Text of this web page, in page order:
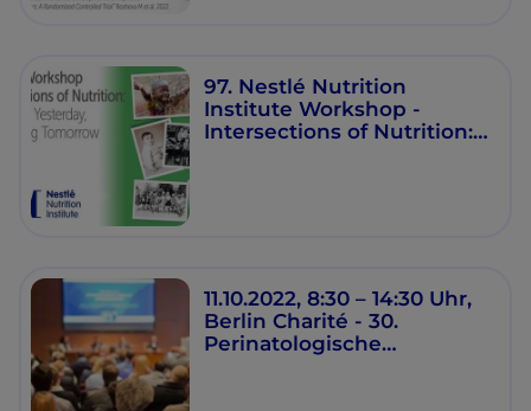
97. Nestlé Nutrition
Institute Workshop -
Intersections of Nutrition:
11.10.2022, 8:30 – 14:30 Uhr,
Berlin Charité - 30.
Perinatologische